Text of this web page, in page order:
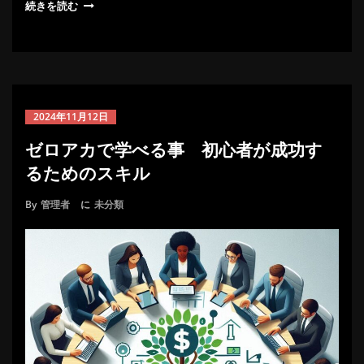
続きを読む
2024年11月12日
ゼロアカで学べる事 初心者が成功す
るためのスキル
By 管理者 に 未分類